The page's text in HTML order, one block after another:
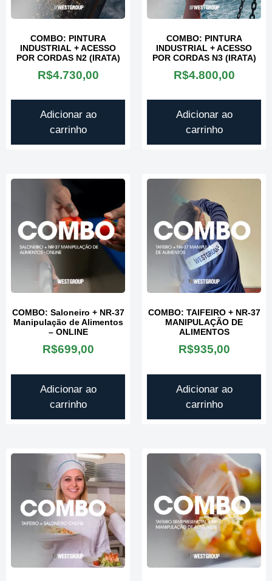
COMBO: PINTURA
INDUSTRIAL + ACESSO
POR CORDAS N2 (IRATA)
R$4.730,00
Adicionar ao
carrinho
COMBO: PINTURA
INDUSTRIAL + ACESSO
POR CORDAS N3 (IRATA)
R$4.800,00
Adicionar ao
carrinho
COMBO: Saloneiro + NR-37
Manipulação de Alimentos
– ONLINE
R$699,00
Adicionar ao
carrinho
COMBO: TAIFEIRO + NR-37
MANIPULAÇÃO DE
ALIMENTOS
R$935,00
Adicionar ao
carrinho